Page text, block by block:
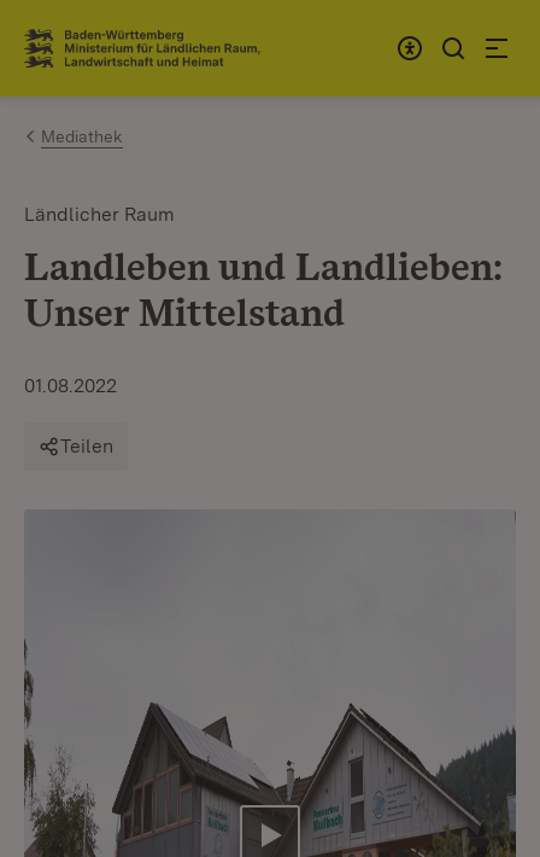
Zum Inhalt springen
Link zur Startseite
Mediathek
Ländlicher Raum
Landleben und Landlieben:
Unser Mittelstand
01.08.2022
Teilen
Video abspielen